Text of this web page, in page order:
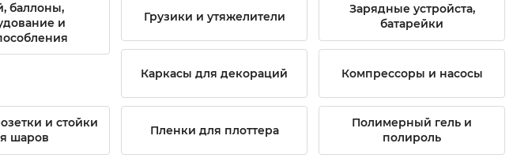
баллоны,
и
Грузики и утяжелители
Зарядные устройста,
батарейки
Каркасы для декораций Компрессоры и насосы
и стойки
шаров
Пленки для плоттера
Полимерный гель и
полироль